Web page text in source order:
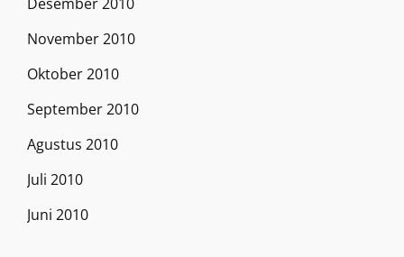
November 2010
Oktober 2010
September 2010
Agustus 2010
Juli 2010
Juni 2010